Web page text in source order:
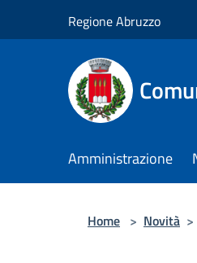
Regione Abruzzo
Amministrazione
Home > Novità >